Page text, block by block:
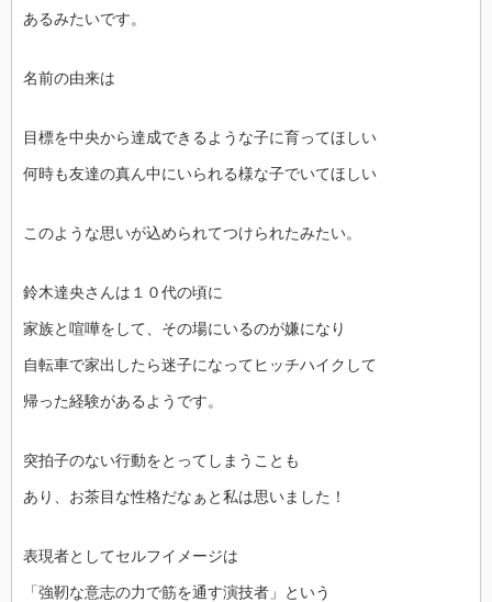
あるみたいです。
名前の由来は
目標を中央から達成できるような子に育ってほしい
何時も友達の真ん中にいられる様な子でいてほしい
このような思いが込められてつけられたみたい。
鈴木達央さんは１０代の頃に
家族と喧嘩をして、その場にいるのが嫌になり
自転車で家出したら迷子になってヒッチハイクして
帰った経験があるようです。
突拍子のない行動をとってしまうことも
あり、お茶目な性格だなぁと私は思いました！
表現者としてセルフイメージは
「強靭な意志の力で筋を通す演技者」という